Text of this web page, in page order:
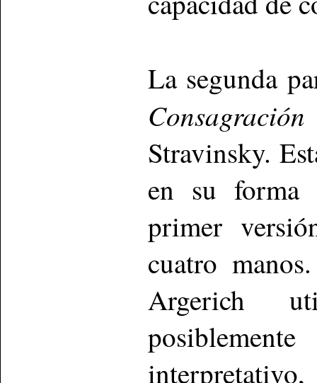
La segunda
Stravinsky.
en su forma
primer
cuatro
Argerich